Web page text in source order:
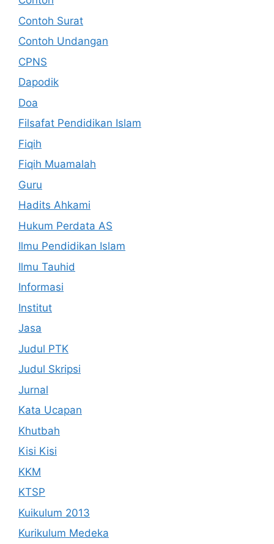
Contoh Surat
Contoh Undangan
CPNS
Dapodik
Doa
Filsafat Pendidikan Islam
Fiqih
Fiqih Muamalah
Guru
Hadits Ahkami
Hukum Perdata AS
Ilmu Pendidikan Islam
Ilmu Tauhid
Informasi
Institut
Jasa
Judul PTK
Judul Skripsi
Jurnal
Kata Ucapan
Khutbah
Kisi Kisi
KKM
KTSP
Kuikulum 2013
Kurikulum Medeka